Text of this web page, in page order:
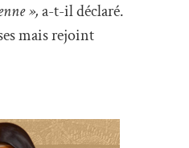
»,a-t-il déclaré.
mais rejoint